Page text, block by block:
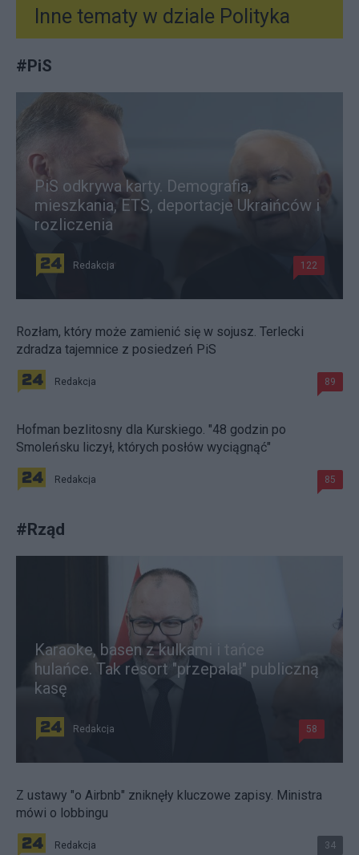
Inne tematy w dziale Polityka
#PiS
PiS odkrywa karty. Demografia,
mieszkania, ETS, deportacje Ukraińców i
rozliczenia
Redakcja 122
Rozłam, który może zamienić się w sojusz. Terlecki
zdradza tajemnice z posiedzeń PiS
Redakcja 89
Hofman bezlitosny dla Kurskiego. "48 godzin po
Smoleńsku liczył, których posłów wyciągnąć"
Redakcja 85
#Rząd
Karaoke, basen z kulkami i tańce
hulańce. Tak resort "przepalał" publiczną
kasę
Redakcja 58
Z ustawy "o Airbnb" zniknęły kluczowe zapisy. Ministra
mówi o lobbingu
Redakcja 34